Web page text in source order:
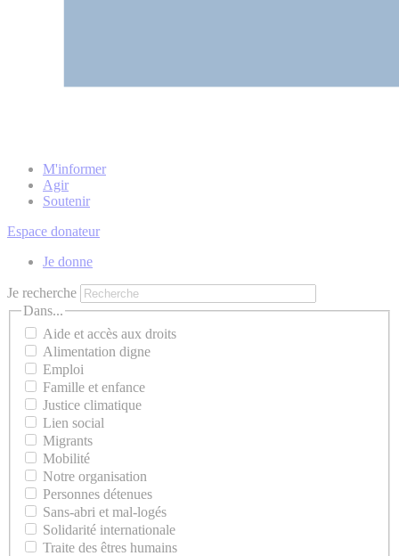
M'informer
Agir
Soutenir
Espace donateur
Je donne
Je recherche
Dans...
Aide et accès aux droits
Alimentation digne
Emploi
Famille et enfance
Justice climatique
Lien social
Migrants
Mobilité
Notre organisation
Personnes détenues
Sans-abri et mal-logés
Solidarité internationale
Traite des êtres humains